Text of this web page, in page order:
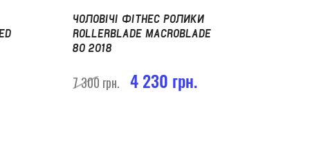
ЧОЛОВІЧІ ФІТНЕС РОЛИКИ
ROLLERBLADE MACROBLADE
80 2018
7 300 грн. 4 230 грн.